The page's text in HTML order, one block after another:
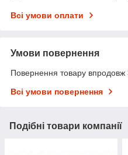
Всі умови оплати
Умови повернення
Повернення товару впродовж
Всі умови повернення
Подібні товари компанії